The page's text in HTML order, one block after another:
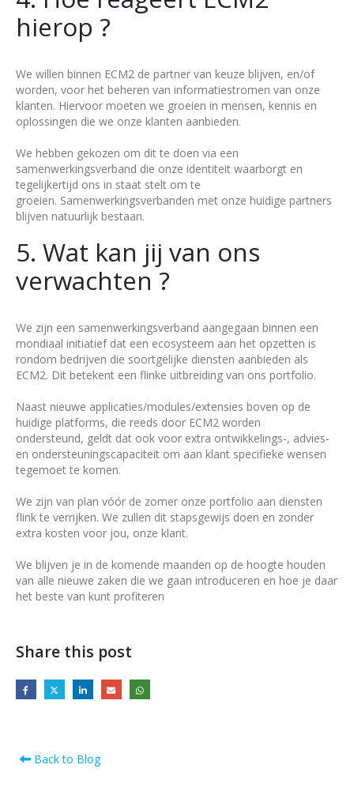
hierop ?
We willen binnen ECM2 de partner van keuze blijven, en/of
worden, voor het beheren van informatiestromen van onze
klanten. Hiervoor moeten we groeien in mensen, kennis en
oplossingen die we onze klanten aanbieden.
We hebben gekozen om dit te doen via een
samenwerkingsverband die onze identiteit waarborgt en
tegelijkertijd ons in staat stelt om te
groeien. Samenwerkingsverbanden met onze huidige partners
blijven natuurlijk bestaan.
5. Wat kan jij van ons
verwachten ?
We zijn een samenwerkingsverband aangegaan binnen een
mondiaal initiatief dat een ecosysteem aan het opzetten is
rondom bedrijven die soortgelijke diensten aanbieden als
ECM2. Dit betekent een flinke uitbreiding van ons portfolio.
Naast nieuwe applicaties/modules/extensies boven op de
huidige platforms, die reeds door ECM2 worden
ondersteund, geldt dat ook voor extra ontwikkelings-, advies-
en ondersteuningscapaciteit om aan klant specifieke wensen
tegemoet te komen.
We zijn van plan vóór de zomer onze portfolio aan diensten
flink te verrijken. We zullen dit stapsgewijs doen en zonder
extra kosten voor jou, onze klant.
We blijven je in de komende maanden op de hoogte houden
van alle nieuwe zaken die we gaan introduceren en hoe je daar
het beste van kunt profiteren
Share this post
Back to Blog